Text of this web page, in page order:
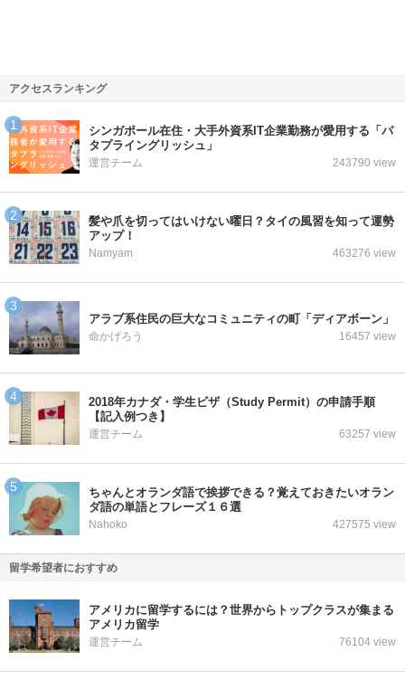
アクセスランキング
シンガポール在住・大手外資系IT企業勤務が愛用する「パ
タプライングリッシュ」
運営チーム 243790 view
髪や爪を切ってはいけない曜日？タイの風習を知って運勢
アップ！
Namyam 463276 view
アラブ系住民の巨大なコミュニティの町「ディアボーン」
命かげろう 16457 view
2018年カナダ・学生ビザ（Study Permit）の申請手順
【記入例つき】
運営チーム 63257 view
ちゃんとオランダ語で挨拶できる？覚えておきたいオラン
ダ語の単語とフレーズ１６選
Nahoko 427575 view
留学希望者におすすめ
アメリカに留学するには？世界からトップクラスが集まる
アメリカ留学
運営チーム 76104 view